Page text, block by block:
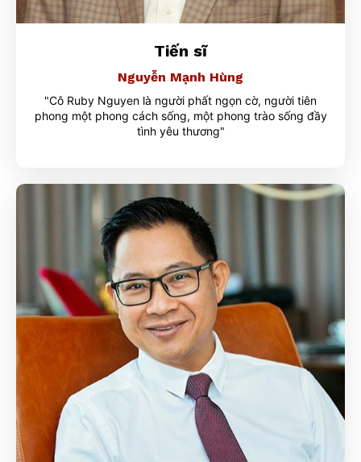
Tiến sĩ
Nguyễn Mạnh Hùng
"Cô Ruby Nguyen là người phất ngọn cờ, người tiên
phong một phong cách sống, một phong trào sống đầy
tình yêu thương"